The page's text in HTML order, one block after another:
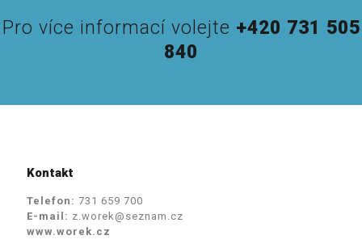
Pro více informací volejte +420 731 505
840
Kontakt
Telefon: 731 659 700
E-mail: z.worek@seznam.cz
www.worek.cz